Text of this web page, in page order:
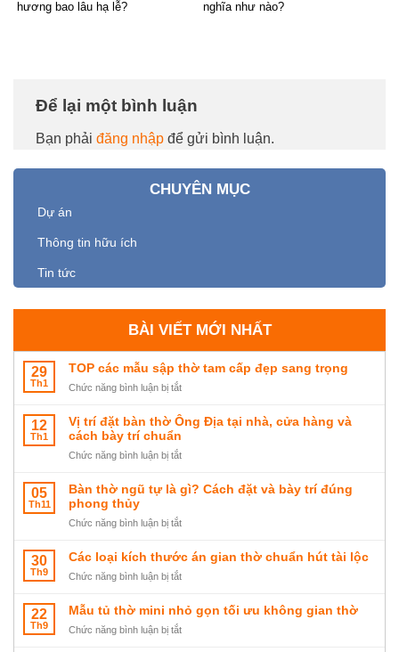
CHUYÊN MỤC
Dự án
Thông tin hữu ích
Tin tức
BÀI VIẾT MỚI NHẤT
29
Th1
TOP các mẫu sập thờ tam cấp đẹp sang trọng
Chức năng bình luận bị tắtở
các
cấp
sang
12
Th1
Vị trí đặt bàn thờ Ông Địa tại nhà, cửa hàng và
cách bày trí chuẩn
Chức năng bình luận bị tắtở
trí
Địa
tại
cửa
và
05
Th11
Bàn thờ ngũ tự là gì? Cách đặt và bày trí đúng
phong thủy
Chức năng bình luận bị tắtở
thờ
tự
gì?
Cách
30
Th9
Các loại kích thước án gian thờ chuẩn hút tài lộc
Chức năng bình luận bị tắtở
loại
thước
22
Th9
Mẫu tủ thờ mini nhỏ gọn tối ưu không gian thờ
Chức năng bình luận bị tắtở
hương bao lâu hạ lễ? nghĩa như nào?
Để lại một bình luận
Bạn phải đăng nhập để gửi bình luận.